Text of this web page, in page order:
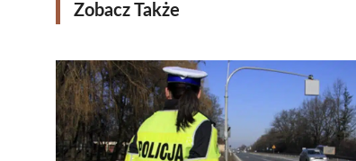
Zobacz Także